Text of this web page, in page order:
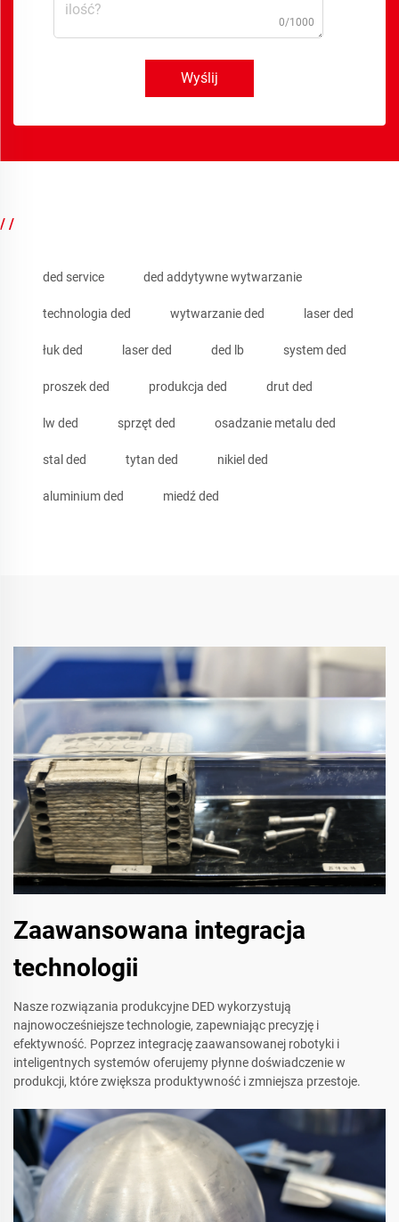
0/1000
Wyślij
/ /
ded service ded addytywne wytwarzanie
technologia ded wytwarzanie ded laser ded
łuk ded laser ded ded lb system ded
proszek ded produkcja ded drut ded
lw ded sprzęt ded osadzanie metalu ded
stal ded tytan ded nikiel ded
aluminium ded miedź ded
Zaawansowana integracja
technologii
Nasze rozwiązania produkcyjne DED wykorzystują
najnowocześniejsze technologie, zapewniając precyzję i
efektywność. Poprzez integrację zaawansowanej robotyki i
inteligentnych systemów oferujemy płynne doświadczenie w
produkcji, które zwiększa produktywność i zmniejsza przestoje.